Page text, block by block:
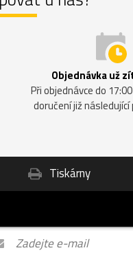
Objednávka už
Při objednávce do
doručení již následující
Tiskárny